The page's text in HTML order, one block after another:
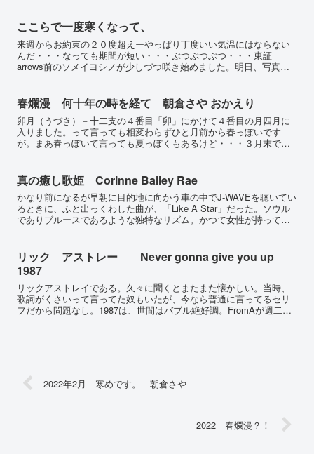
ここらで一度寒くなって、
来週からお約束の２０度超えーやっぱり丁度いい気温にはならない
んだ・・・なっても期間が短い・・・ぶつぶつぶつ・・・東証
arrows前のソメイヨシノが少しづつ咲き始めました。明日、写真撮
春爛漫 何十年の時を経て 朝倉さや おかえり
卯月（うづき）－十二支の４番目「卯」にかけて４番目の月四月に
入りました。って言っても相変わらずひと月前から春っぽいです
が。まあ春っぽいて言っても夏っぽくもあるけど・・・３月末で一
真の癒し歌姫 Corinne Bailey Rae
かなり前になるが早朝に目的地に向かう車の中でJ-WAVEを聴いてい
るときに、ふと出っくわした曲が、「Like A Star」だった。ソウル
でありブルースであるような独特なリズム。かつて女性が持ってい
リック アストレー Never gonna give you up
1987
リックアストレイである。久々に聞くとまたまた懐かしい。当時、
歌詞がくさいって言ってた奴もいたが、今なら普通に言ってるセリ
フだから問題なし。1987は、世間はバブル絶好調。FromAが週二
2022年2月 寒めです。 朝倉さや
2022 春爛漫？！